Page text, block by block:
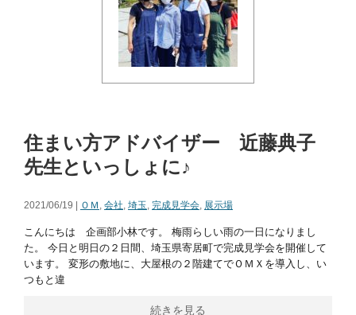
住まい方アドバイザー 近藤典子
先生といっしょに♪
2021/06/19 | ＯＭ , 会社, 埼玉, 完成見学会, 展示場
こんにちは 企画部小林です。 梅雨らしい雨の一日になりまし
た。 今日と明日の２日間、埼玉県寄居町で完成見学会を開催して
います。 変形の敷地に、大屋根の２階建てでＯＭＸを導入し、い
つもと違
続きを見る